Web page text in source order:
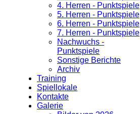
4. Herren - Punktspiele
5. Herren - Punktspiele
6. Herren - Punktspiele
7. Herren - Punktspiele
Nachwuchs -
Punktspiele
Sonstige Berichte
Archiv
Training
Spiellokale
Kontakte
Galerie